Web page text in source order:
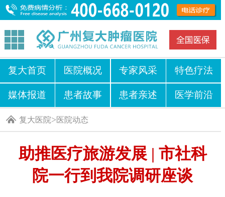
复大首页 医院概况 专家风采 特色疗法
媒体报道 患者故事 患者亲述 医学前沿
复大医院>医院动态
助推医疗旅游发展 | 市社科
院一行到我院调研座谈